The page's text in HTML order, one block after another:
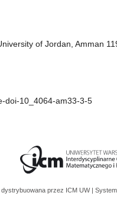
of Jordan, Amman
doi-10_4064-am33-3-5
przez ICM UW |